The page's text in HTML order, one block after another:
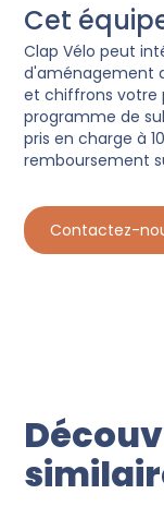
Cet
Clap Vélo peut
d'aménagement
et chiffrons votre
programme de
pris en charge à
remboursement
Contactez-